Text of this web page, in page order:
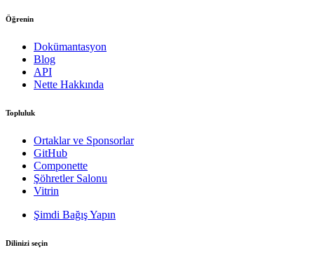
Öğrenin
Dokümantasyon
Blog
API
Nette Hakkında
Topluluk
Ortaklar ve Sponsorlar
GitHub
Componette
Şöhretler Salonu
Vitrin
Şimdi Bağış Yapın
Dilinizi seçin